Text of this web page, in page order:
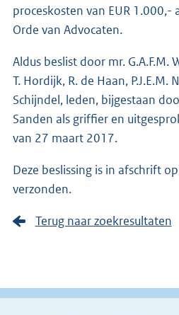
proceskosten van EUR 1.000,-
Orde van Advocaten.
Aldus beslist door mr. G.A.F.M.
T. Hordijk, R. de Haan, P.J.E.M.
Schijndel, leden, bijgestaan
Sanden als griffier en
van 27 maart 2017.
Deze beslissing is in afschrift
verzonden.
Terug naar zoekresultaten